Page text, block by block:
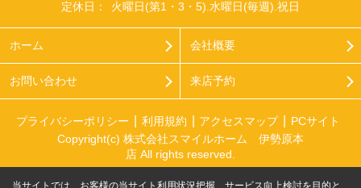
定休日：
火曜日(第1・3・5).水曜日(毎週).祝日
ホーム 会社概要
お問い合わせ 来店予約
プライバシーポリシー 利用規約 アクセスマップ
PCサイト
Copyright(c) 株式会社スマイルホーム 伊勢原本
店 All rights reserved.
当サイトでは、お客様の当サイト利用状況把握、サービス向上検討を目的と